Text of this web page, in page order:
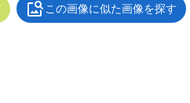
この画像に似た画像を探す